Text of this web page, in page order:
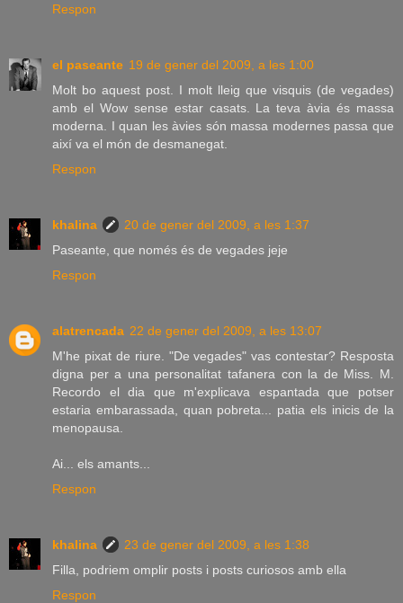
Respon
el paseante 19 de gener del 2009, a les 1:00
Molt bo aquest post. I molt lleig que visquis (de vegades)
amb el Wow sense estar casats. La teva àvia és massa
moderna. I quan les àvies són massa modernes passa que
així va el món de desmanegat.
Respon
khalina
20 de gener del 2009, a les 1:37
Paseante, que només és de vegades jeje
Respon
alatrencada 22 de gener del 2009, a les 13:07
M'he pixat de riure. "De vegades" vas contestar? Resposta
digna per a una personalitat tafanera con la de Miss. M.
Recordo el dia que m'explicava espantada que potser
estaria embarassada, quan pobreta... patia els inicis de la
menopausa.
Ai... els amants...
Respon
khalina
23 de gener del 2009, a les 1:38
Filla, podriem omplir posts i posts curiosos amb ella
Respon